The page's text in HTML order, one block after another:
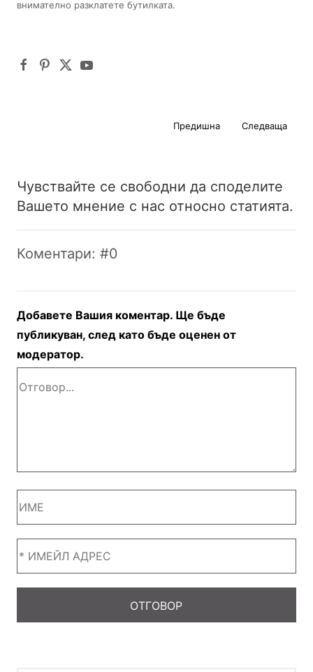
внимателно разклатете бутилката.
Предишна Следваща
Чувствайте се свободни да споделите
Вашето мнение с нас относно статията.
Коментари: #0
Добавете Вашия коментар. Ще бъде
публикуван, след като бъде оценен от
модератор.